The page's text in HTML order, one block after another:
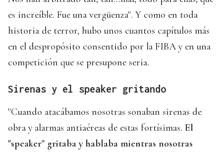
es increíble. Fue una vergüenza". Y como en toda
historia de terror, hubo unos cuantos capítulos más
en el despropósito consentido por la FIBA y en una
competición que se presupone seria.
Sirenas y el speaker gritando
"Cuando atacábamos nosotras sonaban sirenas de
obra y alarmas antiaéreas de estas fortísimas. El
"speaker" gritaba y hablaba mientras nosotras